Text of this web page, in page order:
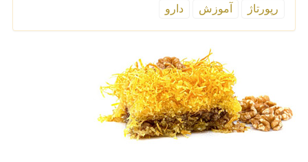
رپورتاژ
آموزش دارو